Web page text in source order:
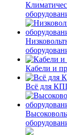
Кабели и
Всё для